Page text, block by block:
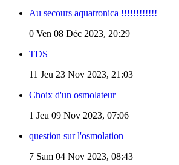
Au secours aquatronica !!!!!!!!!!!!
0 Ven 08 Déc 2023, 20:29
TDS
11 Jeu 23 Nov 2023, 21:03
Choix d'un osmolateur
1 Jeu 09 Nov 2023, 07:06
question sur l'osmolation
7 Sam 04 Nov 2023, 08:43